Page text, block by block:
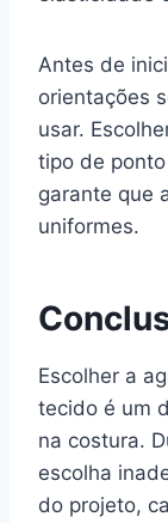
Antes de
orientações
usar.
tipo de
garante que
uniformes.
Escolher a
tecido é um
na costura.
escolha
do projeto,